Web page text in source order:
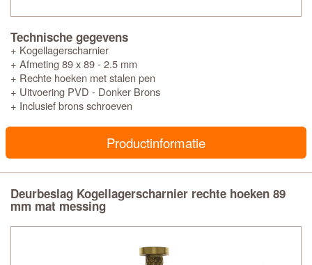
Technische gegevens
+ Kogellagerscharnier
+ Afmeting 89 x 89 - 2.5 mm
+ Rechte hoeken met stalen pen
+ Uitvoering PVD - Donker Brons
+ Inclusief brons schroeven
Productinformatie
Deurbeslag Kogellagerscharnier rechte hoeken 89
mm mat messing